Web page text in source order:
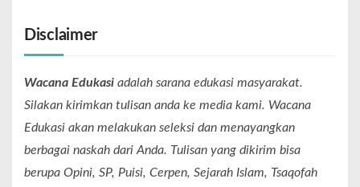
Disclaimer
Wacana Edukasi adalah sarana edukasi masyarakat.
Silakan kirimkan tulisan anda ke media kami. Wacana
Edukasi akan melakukan seleksi dan menayangkan
berbagai naskah dari Anda. Tulisan yang dikirim bisa
berupa Opini, SP, Puisi, Cerpen, Sejarah Islam, Tsaqofah